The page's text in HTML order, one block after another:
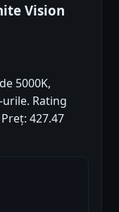
Vision
5000K,
Rating
427.47